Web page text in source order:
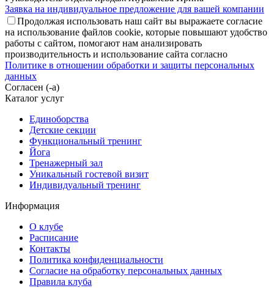
Заявка на индивидуальное предложение для вашей компании
Продолжая использовать наш сайт вы выражаете согласие
на использование файлов cookie, которые повышают удобство
работы с сайтом, помогают нам анализировать
производительность и использование сайта согласно
Политике в отношении обработки и защиты персональных
данных
Согласен (-а)
Каталог услуг
Единоборства
Детские секции
Функциональный тренинг
Йога
Тренажерный зал
Уникальный гостевой визит
Индивидуальный тренинг
Информация
О клубе
Расписание
Контакты
Политика конфиденциальности
Согласие на обработку персональных данных
Правила клуба